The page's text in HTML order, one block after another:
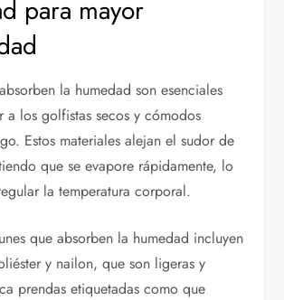
para mayor
la humedad son esenciales
a los golfistas secos y cómodos
Estos materiales alejan el sudor de
que se evapore rápidamente, lo
la temperatura corporal.
que absorben la humedad incluyen
y nailon, que son ligeras y
prendas etiquetadas como que